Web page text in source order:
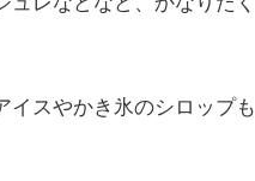
イスやかき氷のシロップも